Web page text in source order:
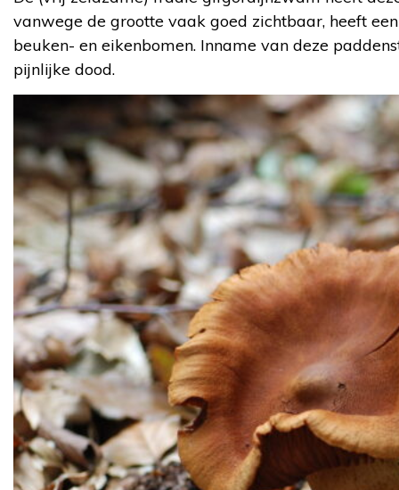
vanwege de grootte vaak goed zichtbaar, heeft
beuken- en eikenbomen. Inname van deze
pijnlijke dood.